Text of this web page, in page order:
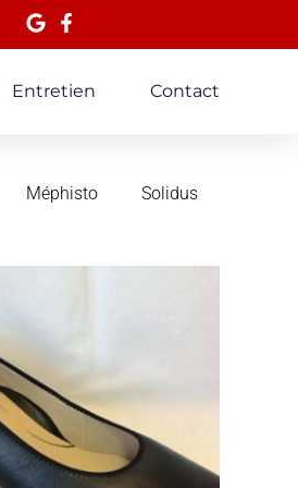
Entretien Contact
Méphisto Solidus